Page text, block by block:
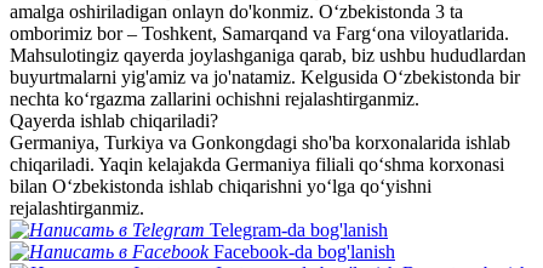
amalga oshiriladigan onlayn do'konmiz. O‘zbekistonda 3 ta
omborimiz bor – Toshkent, Samarqand va Farg‘ona viloyatlarida.
Mahsulotingiz qayerda joylashganiga qarab, biz ushbu hududlardan
buyurtmalarni yig'amiz va jo'natamiz. Kelgusida O‘zbekistonda bir
nechta ko‘rgazma zallarini ochishni rejalashtirganmiz.
Qayerda ishlab chiqariladi?
Germaniya, Turkiya va Gonkongdagi sho'ba korxonalarida ishlab
chiqariladi. Yaqin kelajakda Germaniya filiali qo‘shma korxonasi
bilan O‘zbekistonda ishlab chiqarishni yo‘lga qo‘yishni
rejalashtirganmiz.
Telegram-da bog'lanish
Facebook-da bog'lanish